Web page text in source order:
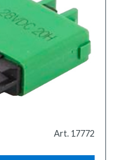
Art. 17772